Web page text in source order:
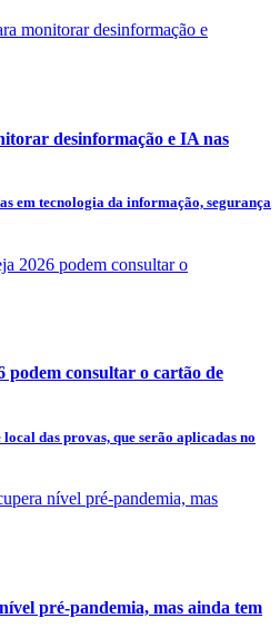
desinformação e IA nas
em tecnologia da informação, segurança
podem consultar o cartão de
das provas, que serão aplicadas no
pré-pandemia, mas ainda tem